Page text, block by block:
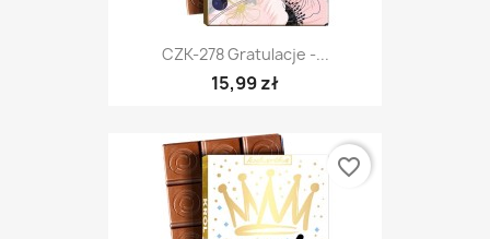
CZK-278 Gratulacje -...
15,99 zł
favorite_border